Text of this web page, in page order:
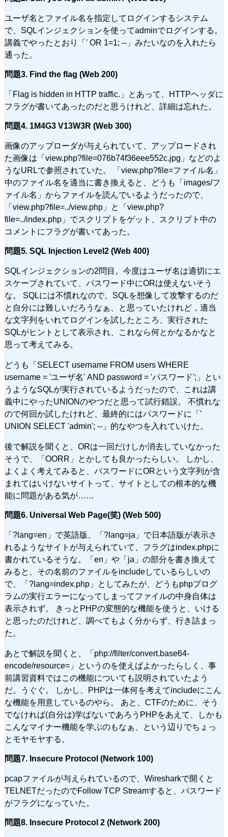
ユーザ名とファイル名を指定してログインするシステム
で、SQLインジェクションを使ってadminでログインする。
講義でやったとおり「' OR 1=1; --」みたいなのを入れたら
通った。
問題3. Find the flag (Web 200)
「Flag is hidden in HTTP traffic.」とあって、HTTPヘッダに
フラグが書いてあったのだと思うけれど、詳細は忘れた。
問題4. 1M4G3 V13W3R (Web 300)
画像のアップローダが与えられていて、アップロードされ
た画像は「view.php?file=076b74f36eee552c.jpg」などのよ
うなURLで参照されていた。 「view.php?file=ファイル名」
中のファイル名を適当に書き換えると、どうも「images/フ
ァイル名」からファイルを読んでいるようだったので、
「view.php?file=../view.php」と「view.php?
file=../index.php」でスクリプトをゲット、スクリプト中の
コメントにフラグが書いてあった。
問題5. SQL Injection Level2 (Web 400)
SQLインジェクションの2問目。今度はユーザ名は適切にエ
スケープされていて、パスワード中にORは使えないそう
な。 SQLには不慣れなので、SQLを想像して攻撃するのだ
と自分には難しいだろうなぁ、と思っていたけれど，適当
な文字列をいれてログインを試したところ、実行された
SQLがヒントとして表示され、これなら何とかなるかなと
思って考えてみる。
どうも「SELECT username FROM users WHERE
username = 'ユーザ名' AND password = 'パスワード';」とい
うようなSQLが実行されているようだったので、これは講
義中にやったUNIONのやつだと思って試行錯誤。 不慣れな
ので何回か試したけれど、最終的にはパスワードに「'
UNION SELECT 'admin'; --」的なやつを入れていけた。
後で解説を聞くと、ORは一回だけしか消去していなかった
そうで、「OORR」とかしても良かったらしい。 しかし、
よくよく考えてみると、パスワードにORという文字列が含
まれてはいけないサイトって、サイトとしての根本的な機
能に問題がある気が……
問題6. Universal Web Page(笑) (Web 500)
「?lang=en」で英語版、「?lang=ja」で日本語版が表示さ
れるようなサイトが与えられていて、フラグはindex.phpに
書かれているそうな。「en」や「ja」の部分を書き換えて
みると、その名前のファイルをincludeしているらしいの
で、「?lang=index.php」としてみたが、どうもphpプログ
ラムの実行エラーになってしまってファイルの中身自体は
表示されず。 きっとPHPの変態的な機能を使うと、いける
と思ったのだけれど、調べてもよく分からず、行き詰まっ
た。
あとで解説を聞くと、「php://filter/convert.base64-
encode/resource=」というのを使えばよかったらしく、事
前講習資料ではこの機能についても説明されていたよう
だ。うぐぐ。 しかし、PHPは一体何を考えてincludeにこん
な機能を用意しているのやら。 あと、CTFのために、そう
でなければ(自分は)学ばないであろうPHPをあえて、しかも
こんなマイナー機能を学ぶのもなぁ、という辺りでちょっ
とモヤモヤする。
問題7. Insecure Protocol (Network 100)
pcapファイルが与えられているので、Wiresharkで開くと
TELNETだったのでFollow TCP Streamすると、パスワード
がフラグになっていた。
問題8. Insecure Protocol 2 (Network 200)